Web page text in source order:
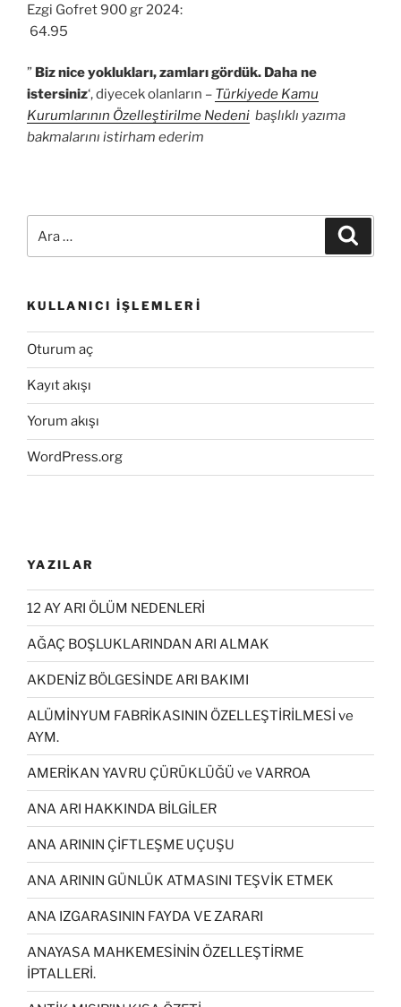
Ezgi Gofret 900 gr 2024:
64.95
” Biz nice yoklukları, zamları gördük. Daha ne
istersiniz‘, diyecek olanların – Türkiyede Kamu
Kurumlarının Özelleştirilme Nedeni başlıklı yazıma
bakmalarını istirham ederim
KULLANICI İŞLEMLERI
Oturum aç
Kayıt akışı
Yorum akışı
WordPress.org
YAZILAR
12 AY ARI ÖLÜM NEDENLERİ
AĞAÇ BOŞLUKLARINDAN ARI ALMAK
AKDENİZ BÖLGESİNDE ARI BAKIMI
ALÜMİNYUM FABRİKASININ ÖZELLEŞTİRİLMESİ ve
AYM.
AMERİKAN YAVRU ÇÜRÜKLÜĞÜ ve VARROA
ANA ARI HAKKINDA BİLGİLER
ANA ARININ ÇİFTLEŞME UÇUŞU
ANA ARININ GÜNLÜK ATMASINI TEŞVİK ETMEK
ANA IZGARASININ FAYDA VE ZARARI
ANAYASA MAHKEMESİNİN ÖZELLEŞTİRME
İPTALLERİ.